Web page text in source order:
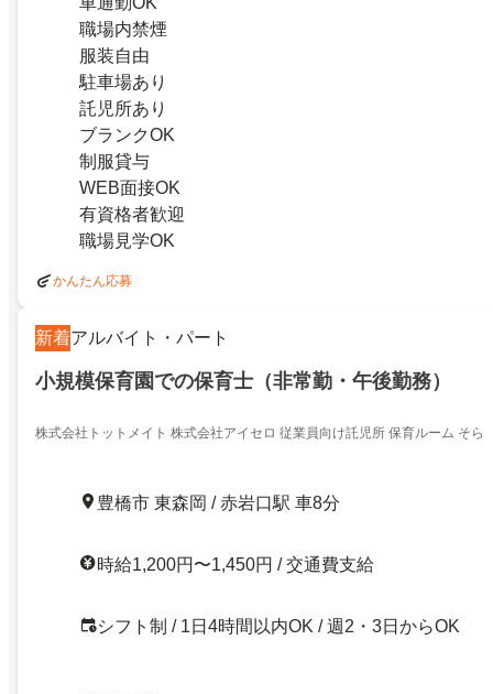
職場内禁煙
服装自由
駐車場あり
託児所あり
ブランクOK
制服貸与
WEB面接OK
有資格者歓迎
職場見学OK
かんたん応募
新着アルバイト・パート
小規模保育園での保育士（非常勤・午後勤務）
株式会社トットメイト 株式会社アイセロ 従業員向け託児所 保育ルーム そら
豊橋市 東森岡 / 赤岩口駅 車8分
時給1,200円〜1,450円 / 交通費支給
シフト制 / 1日4時間以内OK / 週2・3日からOK